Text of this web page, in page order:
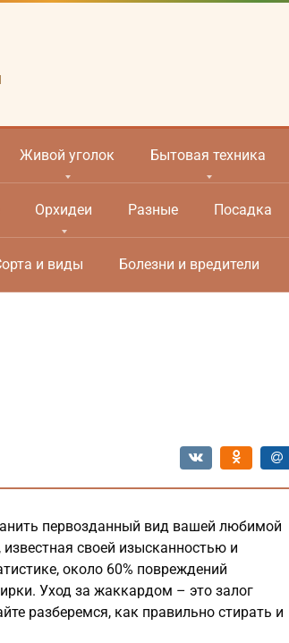
Живой уголок Бытовая техника
Орхидеи Разные Посадка
и виды Болезни и вредители
первозданный вид вашей любимой
своей изысканностью и
около 60% повреждений
Уход за жаккардом – это залог
разберемся, как правильно стирать и